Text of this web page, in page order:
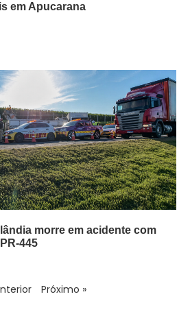
em Apucarana
morre em acidente com
445
Próximo »